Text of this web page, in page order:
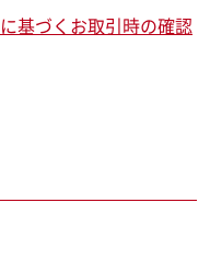
基づくお取引時の確認